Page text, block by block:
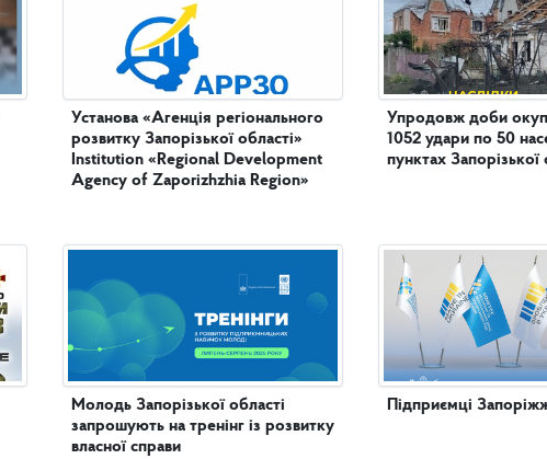
Установа «Агенція регіонального
розвитку Запорізької області»
Institution «Regional Development
Agency of Zaporizhzhia Region»
Молодь Запорізької області
запрошують на тренінг із розвитку
власної справи
Упродовж доби
1052 удари по 50
пунктах Запорізької
Підприємці